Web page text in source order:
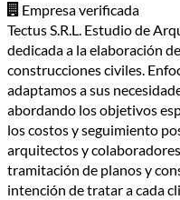
Empresa verificada
Tectus S.R.L. Estudio de
dedicada a la elaboración
construcciones civiles.
adaptamos a sus
abordando los objetivos
los costos y seguimiento
arquitectos y
tramitación de planos y
intención de tratar a cada